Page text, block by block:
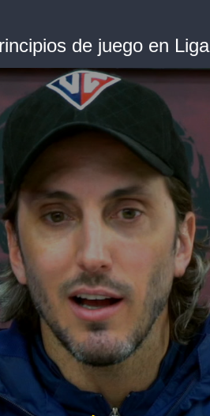
de juego en Liga